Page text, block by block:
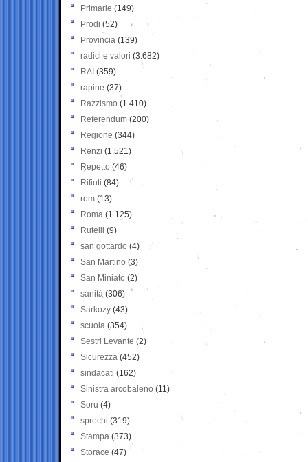
Primarie (149)
Prodi (52)
Provincia (139)
radici e valori (3.682)
RAI (359)
rapine (37)
Razzismo (1.410)
Referendum (200)
Regione (344)
Renzi (1.521)
Repetto (46)
Rifiuti (84)
rom (13)
Roma (1.125)
Rutelli (9)
san gottardo (4)
San Martino (3)
San Miniato (2)
sanità (306)
Sarkozy (43)
scuola (354)
Sestri Levante (2)
Sicurezza (452)
sindacati (162)
Sinistra arcobaleno (11)
Soru (4)
sprechi (319)
Stampa (373)
Storace (47)